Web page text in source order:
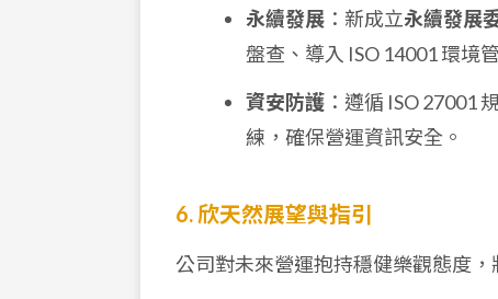
永續發展 ：新成立永續發展
盤查、導入 ISO 14001 環境
資安防護 ：遵循 ISO 27001
練，確保營運資訊安全。
6. 欣天然展望與指引
公司對未來營運抱持穩健樂觀態度